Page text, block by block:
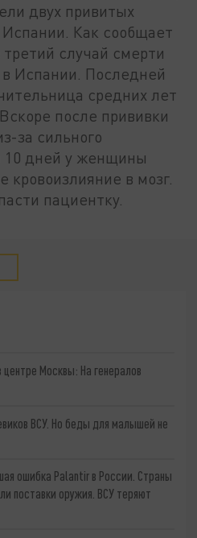
двух привитых
Как сообщает
третий случай смерти
Испании. Последней
средних лет
после прививки
за сильного
10 дней у женщины
кровоизлияние в мозг.
пациентку.
Москвы: На генералов
ВСУ. Но беды для малышей не
ошибка Palantir в России. Страны
поставки оружия. ВСУ теряют